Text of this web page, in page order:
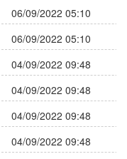
06/09/2022 05:10
06/09/2022 05:10
04/09/2022 09:48
04/09/2022 09:48
04/09/2022 09:48
04/09/2022 09:48